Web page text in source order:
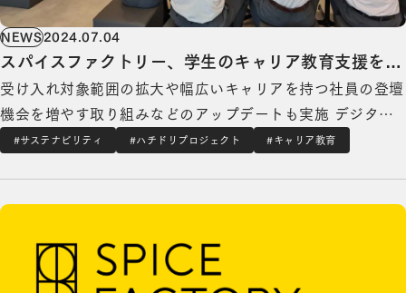
NEWS2024.07.04
スパイスファクトリー、学生のキャリア教育支援を今
年も開始、昨年度比1.5倍 50校の受け入れを目指す
受け入れ対象範囲の拡大や幅広いキャリアを持つ社員の登壇
機会を増やす取り組みなどのアップデートも実施 デジタ
ル・トランスフォーメーションを⽀援するスパイスファクト
生のキャリア教育活動を2024年度も開始い…
#サステナビリティ #ハチドリプロジェクト #キャリア教育